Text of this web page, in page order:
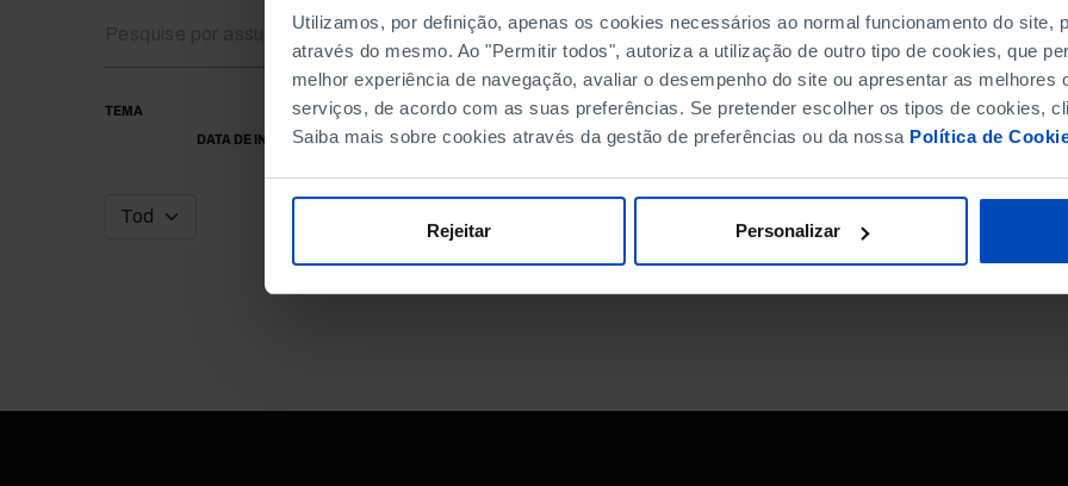
Utilizamos, por definição, apenas os cookies necessários ao normal funcionamento do site,
através do mesmo. Ao "Permitir todos", autoriza a utilização de outro tipo de cookies, que
melhor experiência de navegação, avaliar o desempenho do site ou apresentar as melhores
serviços, de acordo com as suas preferências. Se pretender escolher os tipos de cookies,
Saiba mais sobre cookies através da gestão de preferências ou da nossa Política de
Rejeitar Personalizar
TEMA
DATA DE INÍCIO
DATA DE FIM